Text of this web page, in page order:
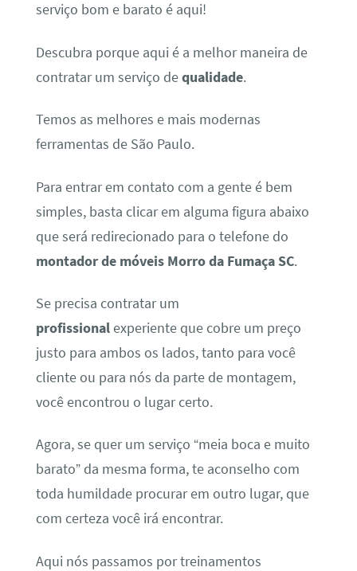
serviço bom e barato é aqui!
Descubra porque aqui é a melhor maneira de
contratar um serviço dequalidade.
Temos as melhores e mais modernas
ferramentas de São Paulo.
Para entrar em contato com a gente é bem
simples, basta clicar em alguma figura abaixo
que será redirecionado para o telefone do
montador de móveis Morro da Fumaça SC.
Se precisa contratar um
profissionalexperiente que cobre um preço
justo para ambos os lados, tanto para você
cliente ou para nós da parte de montagem,
você encontrou o lugar certo.
Agora, se quer um serviço “meia boca e muito
barato” da mesma forma, te aconselho com
toda humildade procurar em outro lugar, que
com certeza você irá encontrar.
Aqui nós passamos por treinamentos